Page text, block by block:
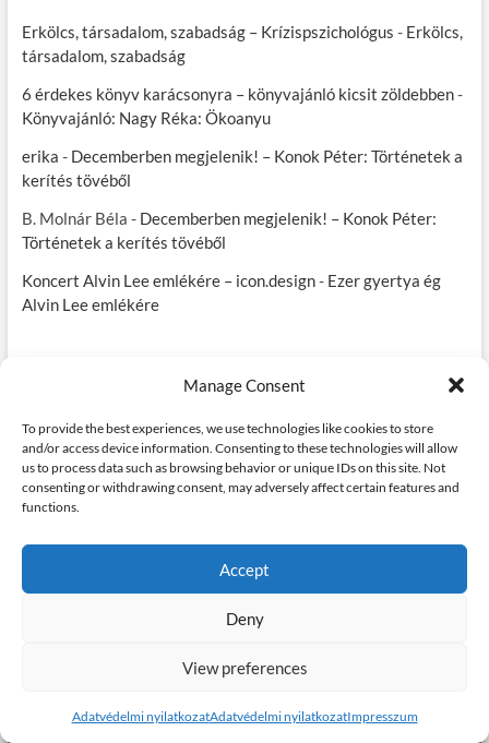
Manage Consent
To provide the best experiences, we use technologies like cookies to store
and/or access device information. Consenting to these technologies will allow
us to process data such as browsing behavior or unique IDs on this site. Not
consenting or withdrawing consent, may adversely affect certain features and
functions.
Accept
Deny
View preferences
Adatvédelmi nyilatkozatAdatvédelmi nyilatkozatImpresszum
Erkölcs, társadalom, szabadság – Krízispszichológus - Erkölcs,
társadalom, szabadság
6 érdekes könyv karácsonyra – könyvajánló kicsit zöldebben-
Könyvajánló: Nagy Réka: Ökoanyu
erika - Decemberben megjelenik! – Konok Péter: Történetek a
kerítés tövéből
B. Molnár Béla - Decemberben megjelenik! – Konok Péter:
Történetek a kerítés tövéből
Koncert Alvin Lee emlékére – icon.design- Ezer gyertya ég
Alvin Lee emlékére
elomagazin
közélet, kultúra, életmód, pszichológia, környezet, feeling, könyv,
fotó, video, színház, kultúrsokk, enteriőr, meg amit akartok